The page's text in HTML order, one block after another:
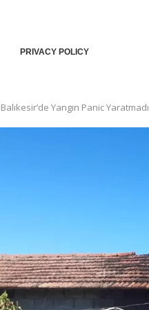
PRIVACY POLICY
Balıkesir’de Yangın Panic Yaratmadı